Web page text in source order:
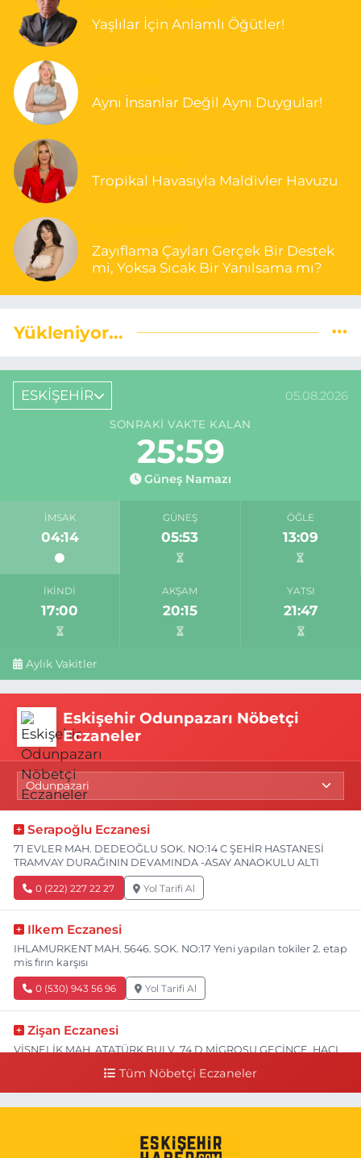
Yaşlılar İçin Anlamlı Öğütler!
Aynı İnsanlar Değil Aynı Duygular!
Tropikal Havasıyla Maldivler Havuzu
Zayıflama Çayları Gerçek Bir Destek
mi, Yoksa Sıcak Bir Yanılsama mı?
Yükleniyor...
ESKİŞEHİR 05.08.2026
SONRAKI VAKTE KALAN
25:59
Güneş Namazı
İMSAK
04:14
GÜNEŞ
05:53
ÖĞLE
13:09
İKINDI
17:00
AKŞAM
20:15
YATSI
21:47
Aylık Vakitler
Eskişehir Odunpazarı Nöbetçi
Eczaneler
Serapoğlu Eczanesi
71 EVLER MAH. DEDEOĞLU SOK. NO:14 C ŞEHİR HASTANESİ
TRAMVAY DURAĞININ DEVAMINDA -ASAY ANAOKULU ALTI
0 (222) 227 22 27 Yol Tarifi Al
Ilkem Eczanesi
IHLAMURKENT MAH. 5646. SOK. NO:17 Yeni yapılan tokiler 2. etap
mis fırın karşısı
0 (530) 943 56 96 Yol Tarifi Al
Zişan Eczanesi
VİŞNELİK MAH. ATATÜRK BULV. 74 D MİGROSU GEÇİNCE, HACI
KIRMIZITOPRAK MAH.ERCAN SOK. NO:14 C ESKİ HAVA
Tüm Nöbetçi Eczaneler